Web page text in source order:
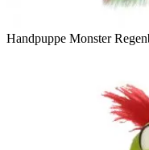
Handpuppe Monster